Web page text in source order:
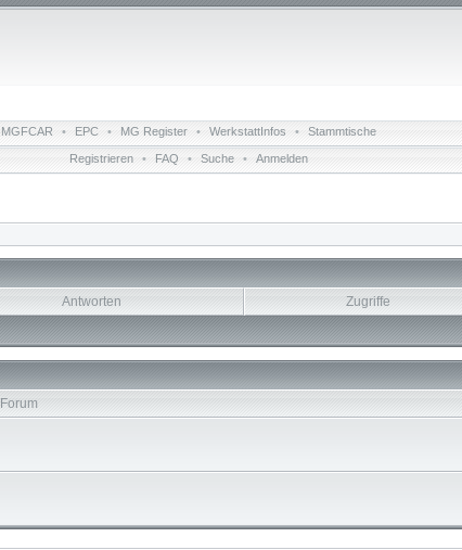
MGFCAR • EPC • MG Register • WerkstattInfos • Stammtische
Registrieren • FAQ • Suche • Anmelden
Antworten Zugriffe
Forum